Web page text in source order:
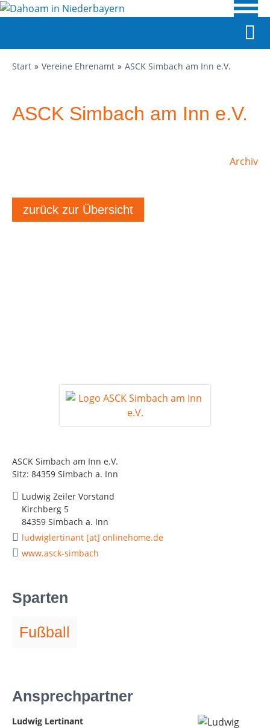
Start Vereine Ehrenamt ASCK Simbach am Inn e.V.
ASCK Simbach am Inn e.V.
Sitz: 84359 Simbach a. Inn
Ludwig Zeiler Vorstand
Kirchberg 5
84359 Simbach a. Inn
ludwiglertinant [at] onlinehome.de
www.asck-simbach
Sparten
Fußball
ASCK Simbach am Inn e.V.
Archiv
zurück zur Übersicht
Ansprechpartner
Ludwig Lertinant